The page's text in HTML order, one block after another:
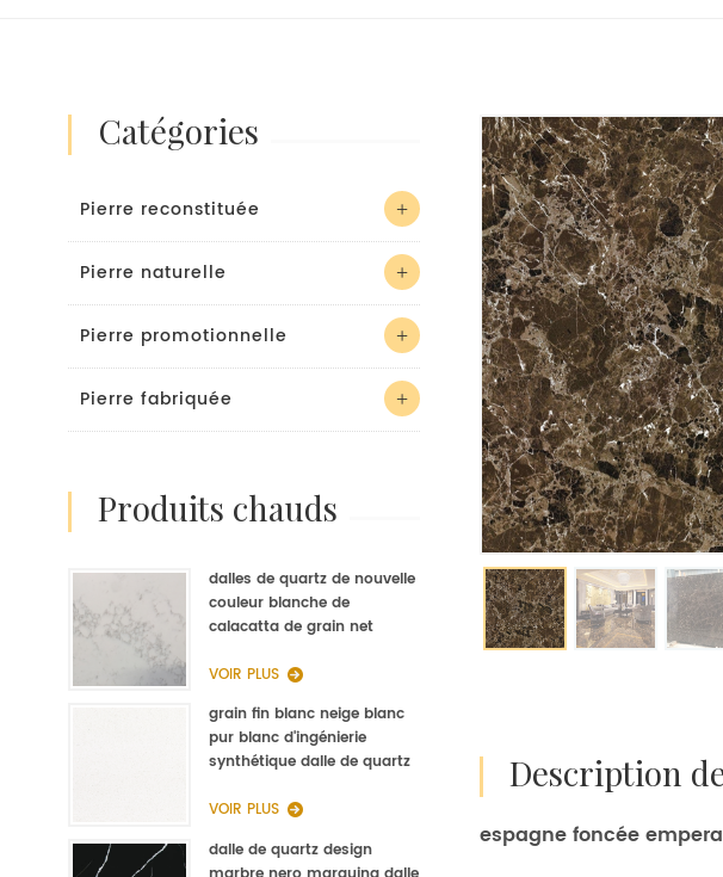
description
espagne foncée
catégories
Pierre reconstituée
Pierre naturelle
Pierre promotionnelle
Pierre fabriquée
produits chauds
dalles de quartz de nouvelle
couleur blanche de
calacatta de grain net
de quartz de cuisine
VOIR PLUS
grain fin blanc neige blanc
pur blanc d'ingénierie
synthétique dalle de quartz
VOIR PLUS
dalle de quartz design